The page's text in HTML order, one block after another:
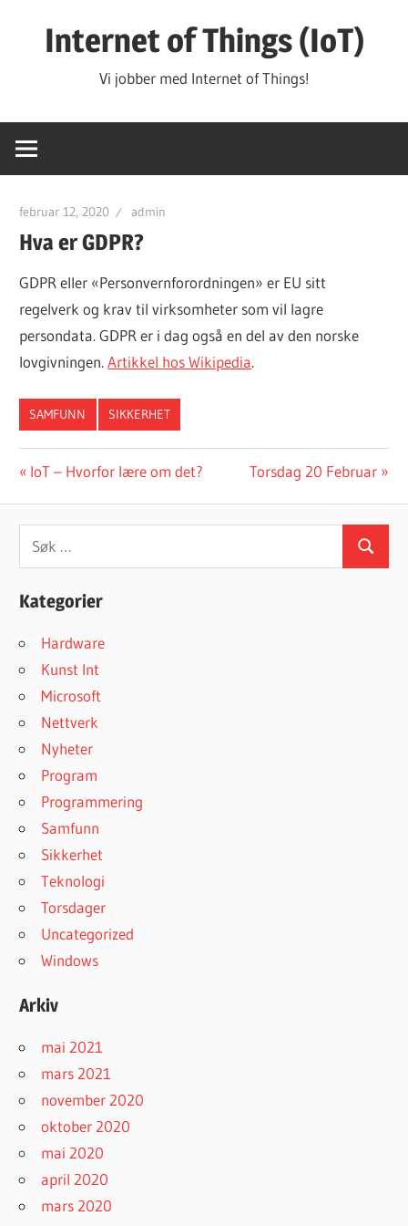
Internet of Things (IoT)
Vi jobber med Internet of Things!
februar 12, 2020 admin
Hva er GDPR?
GDPR eller «Personvernforordningen» er EU sitt
regelverk og krav til virksomheter som vil lagre
persondata. GDPR er i dag også en del av den norske
lovgivningen.Artikkel hos Wikipedia.
SAMFUNN SIKKERHET
Innleggsnavigasjon
Forrige
IoT – Hvorfor lære om det?
Neste
Torsdag 20 Februar
Søk
etter:
Søk
Kategorier
Hardware
Kunst Int
Microsoft
Nettverk
Nyheter
Program
Programmering
Samfunn
Sikkerhet
Teknologi
Torsdager
Uncategorized
Windows
Arkiv
mai 2021
mars 2021
november 2020
oktober 2020
mai 2020
april 2020
mars 2020